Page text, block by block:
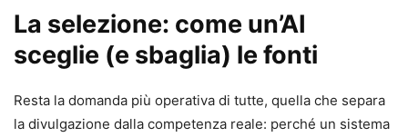
La selezione: come un’AI
sceglie (e sbaglia) le fonti
Resta la domanda più operativa di tutte, quella che separa
la divulgazione dalla competenza reale: perché un sistema